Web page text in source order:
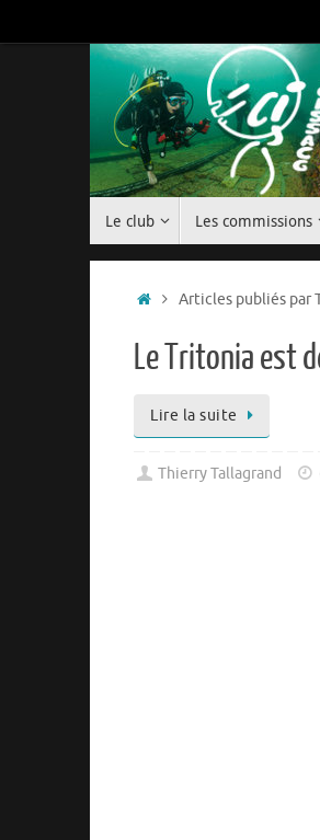
au
Le club Les commissions
Accueil
Articles publiés par
Le Tritonia est
Lire la suite
Thierry Tallagrand